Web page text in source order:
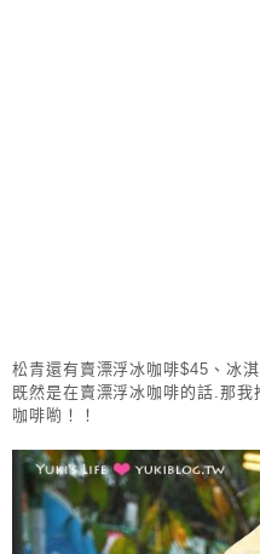
松青還有賣漂浮冰咖啡$45、冰
既然是在賣漂浮冰咖啡的話.那我
咖啡喲！！